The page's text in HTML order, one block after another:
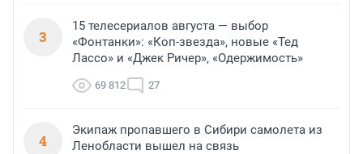
3
15 телесериалов августа — выбор
«Фонтанки»: «Коп-звезда», новые «Тед
Лассо» и «Джек Ричер», «Одержимость»
69 812 27
4
Экипаж пропавшего в Сибири самолета из
Ленобласти вышел на связь